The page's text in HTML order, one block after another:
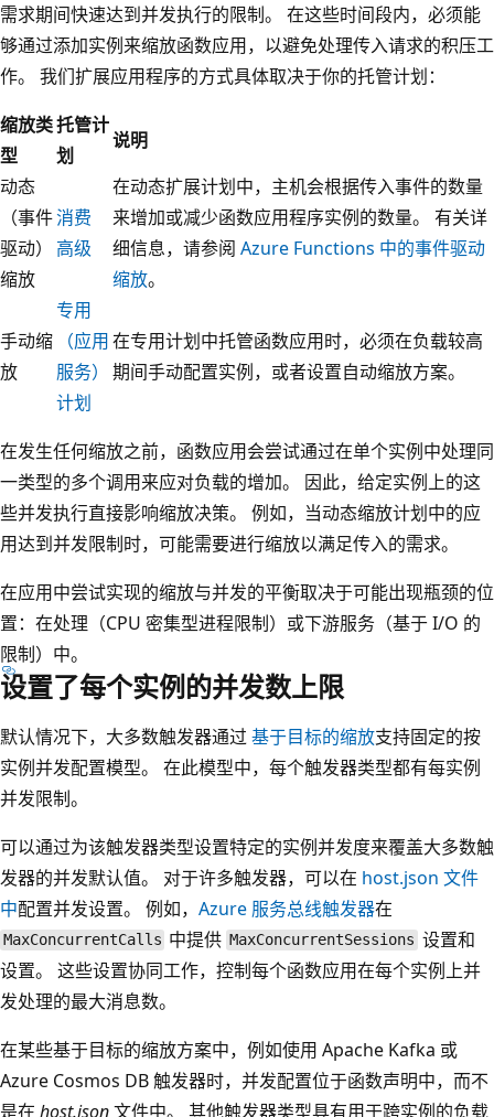
需求期间快速达到并发执行的限制。 在这些时间段内，必须能
够通过添加实例来缩放函数应用，以避免处理传入请求的积压工
作。 我们扩展应用程序的方式具体取决于你的托管计划：
缩放类
型
托管计
划
说明
动态
（事件
驱动）
缩放
消费
高级
在动态扩展计划中，主机会根据传入事件的数量
来增加或减少函数应用程序实例的数量。 有关详
细信息，请参阅 Azure Functions 中的事件驱动
缩放。
手动缩
放
专用
（应用
服务）
计划
在专用计划中托管函数应用时，必须在负载较高
期间手动配置实例，或者设置自动缩放方案。
在发生任何缩放之前，函数应用会尝试通过在单个实例中处理同
一类型的多个调用来应对负载的增加。 因此，给定实例上的这
些并发执行直接影响缩放决策。 例如，当动态缩放计划中的应
用达到并发限制时，可能需要进行缩放以满足传入的需求。
在应用中尝试实现的缩放与并发的平衡取决于可能出现瓶颈的位
置：在处理（CPU 密集型进程限制）或下游服务（基于 I/O 的
限制）中。
设置了每个实例的并发数上限
默认情况下，大多数触发器通过 基于目标的缩放支持固定的按
实例并发配置模型。 在此模型中，每个触发器类型都有每实例
并发限制。
可以通过为该触发器类型设置特定的实例并发度来覆盖大多数触
发器的并发默认值。 对于许多触发器，可以在 host.json 文件
中配置并发设置。 例如， Azure 服务总线触发器在
MaxConcurrentCalls 中提供 MaxConcurrentSessions 设置和
设置。 这些设置协同工作，控制每个函数应用在每个实例上并
发处理的最大消息数。
在某些基于目标的缩放方案中，例如使用 Apache Kafka 或
Azure Cosmos DB 触发器时，并发配置位于函数声明中，而不
是在 host.json文件中。 其他触发器类型具有用于跨实例的负载